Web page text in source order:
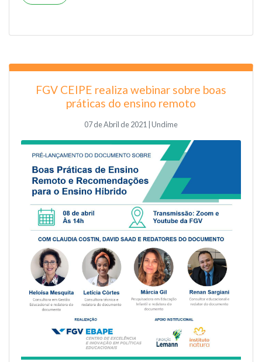
FGV CEIPE realiza webinar sobre boas
práticas do ensino remoto
07 de Abril de 2021 | Undime